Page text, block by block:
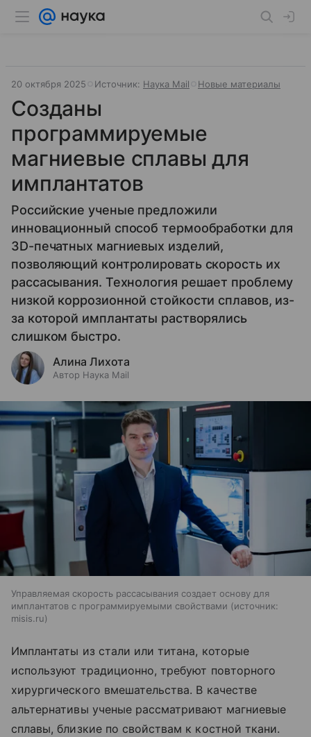
20 октября 2025 Источник: Наука Mail Новые материалы
Созданы
программируемые
магниевые сплавы для
имплантатов
Российские ученые предложили
инновационный способ термообработки для
3D-печатных магниевых изделий,
позволяющий контролировать скорость их
рассасывания. Технология решает проблему
низкой коррозионной стойкости сплавов, из-
за которой имплантаты растворялись
слишком быстро.
Алина Лихота
Автор Наука Mail
Управляемая скорость рассасывания создает основу для
имплантатов с программируемыми свойствами
источник:
misis.ru
Имплантаты из стали или титана, которые
используют традиционно, требуют повторного
хирургического вмешательства. В качестве
альтернативы ученые рассматривают магниевые
сплавы, близкие по свойствам к костной ткани.